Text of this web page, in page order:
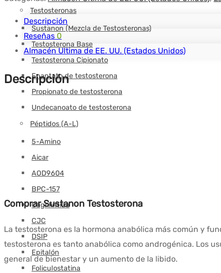
Testosteronas
Sustanon (Mezcla de Testosteronas)
Testosterona Base
Testosterona Cipionato
Enantato de testosterona
Propionato de testosterona
Undecanoato de testosterona
Péptidos (A-L)
5-Amino
Aicar
AOD9604
BPC-157
Cagrilintida
CJC
DSIP
Epitalón
Foliculostatina
Descripción
Reseñas 0
Almacén Ultima de EE. UU. (Estados Unidos)
Descripción
Comprar Sustanon Testosterona
La testosterona es la hormona anabólica más común y
testosterona es tanto anabólica como androgénica. Los
general de bienestar y un aumento de la libido.